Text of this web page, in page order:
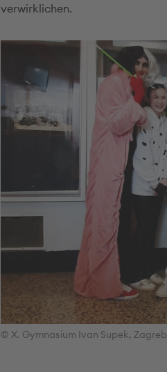
verwirklichen.
© X. Gymnasium Ivan Supek, Zagreb